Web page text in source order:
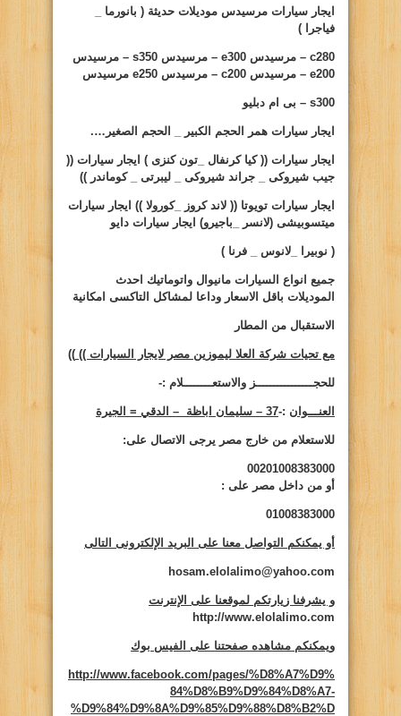
ايجار سيارات مرسيدس موديلات حديثة ( بانورما _
فياجرا )
c280 – مرسيدس e300 – مرسيدس s350 – مرسيدس
e200 – مرسيدس c200 – مرسيدس e250 مرسيدس
s300 – بى ام دبليو
ايجار سيارات همر الحجم الكبير _ الحجم الصغير….
ايجار سيارات (( كيا كرنفال _تون كنزى ) ايجار سيارات ((
جيب شيروكى _ جراند شيروكى _ ليبرتى _ كوماندر ))
ايجار سيارات تويوتا (( لاند كروز _كورولا )) ايجار سيارات
ميتسوبيشى (لانسر _باجيرو) ايجار سيارات دايو
( نوبيرا _لانوس _ فرنا )
جميع انواع السيارات مانيوال واتوماتيك احدث
الموديلات باقل الاسعار وداعا لمشاكل التاكسى امكانية
الاستقبال من المطار
مع تحيات شركة العلا ليموزين مصر لايجار السيارات )) ))
للحجــــــــــــــــز والاستعــــــــلام :-
العنـــوان :-37 – سليمان اباظة – الدقي = الجيرة
للاستعلام من خارج مصر يرجى الاتصال على:
00201008383000
أو من داخل مصر على :
01008383000
أو يمكنكم التواصل معنا على البريد الإلكترونى التالى
hosam.elolalimo@yahoo.com
و يشرفنا زيارتكم لموقعنا على الإنترنت
http://www.elolalimo.com
ويمكنكم مشاهده صفحتنا على الفيس بوك
http://www.facebook.com/pages/%D8%A7%D9%
84%D8%B9%D9%84%D8%A7-
%D9%84%D9%8A%D9%85%D9%88%D8%B2%D